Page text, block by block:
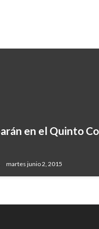
en el Quinto
martes junio 2, 2015